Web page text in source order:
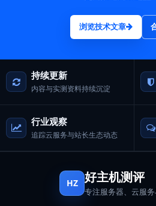
浏览技术文章
持续更新
内容与实测资料持续沉淀
行业观察
追踪云服务与站长生态动态
HZ 好主机测评
专注服务器、云服